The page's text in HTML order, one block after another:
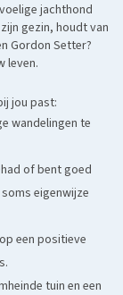
intelligent, met
hij tot de
jachthond
gezin, houdt van
Gordon Setter?
leven.
jou past:
wandelingen te
of bent goed
eigenwijze
een positieve
tuin en een